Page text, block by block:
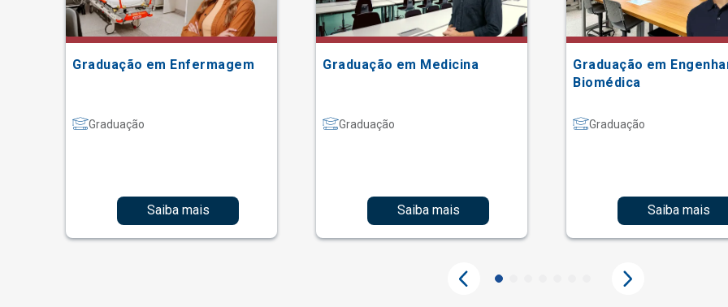
Graduação em Enfermagem
Graduação
Saiba mais
Graduação em Medicina
Graduação
Saiba mais
Graduação em
Biomédica
Graduação
Saiba mais